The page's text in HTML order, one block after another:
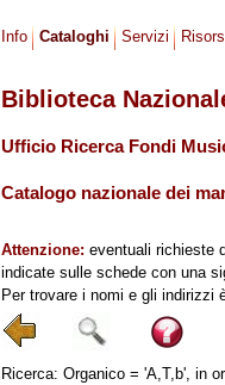
Info Cataloghi Servizi
Biblioteca
Ufficio Ricerca Fondi
Catalogo nazionale dei
Attenzione: eventuali richieste
indicate sulle schede con una
Per trovare i nomi e gli indirizzi
Ricerca: Organico = 'A,T,b', in